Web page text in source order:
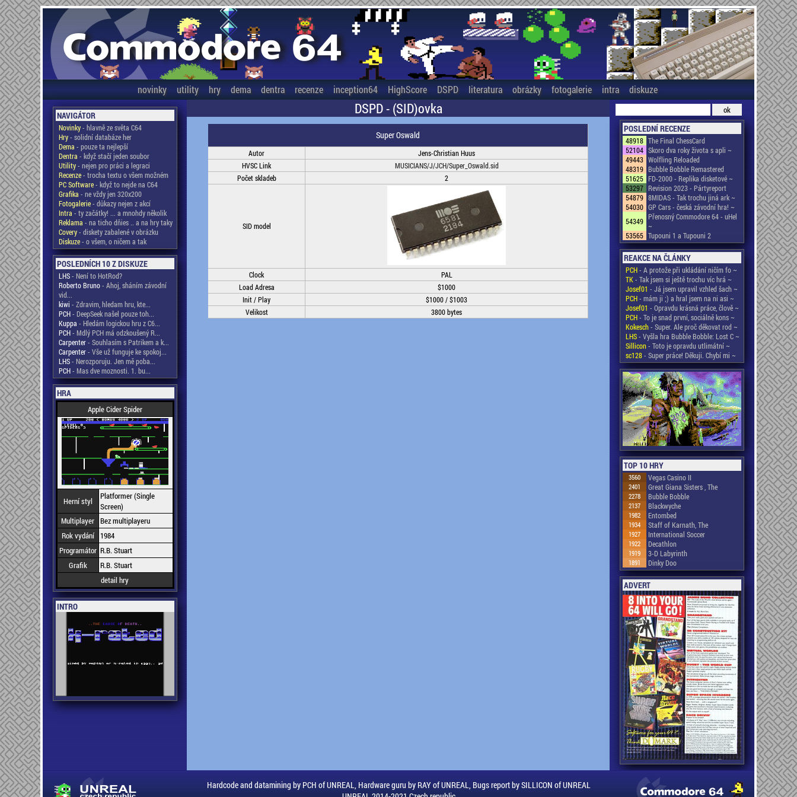
novinky utility hry dema dentra recenze inception64 HighScore DSPD literatura obrázky fotogalerie intra diskuze
NAVIGÁTOR
Novinky- hlavně ze světa C64
Hry- solidní databáze her
Dema - pouze ta nejlepší
Dentra - když stačí jeden soubor
Utility- nejen pro práci a legraci
Recenze- trocha textu o všem možném
PC Software- když to nejde na C64
Grafika - ne vždy jen 320x200
Fotogalerie- důkazy nejen z akcí
Intra - ty začátky! ... a mnohdy několik
Reklama - na ticho dňies .. a na hry taky
Covery- diskety zabalené v obrázku
Diskuze- o všem, o ničem a tak
POSLEDNÍCH 10 Z DISKUZE
LHS- Není to HotRod?
Roberto Bruno- Ahoj, sháním závodní
vid...
kiwi - Zdravim, hledam hru, kte...
PCH- DeepSeek našel pouze toh...
Kuppa - Hledám logickou hru z C6...
PCH- Mdlý PCH má odzkoušený R...
Carpenter- Souhlasím s Patrikem a k...
Carpenter- Vše už funguje ke spokoj...
LHS- Nerozporuju. Jen mě poba...
PCH- Mas dve moznosti. 1. bu...
HRA
Apple Cider Spider
Herní styl
Platformer (Single
Screen)
Multiplayer Bez multiplayeru
Rok vydání
1984
Programátor R.B. Stuart
Grafik
R.B. Stuart
detail hry
INTRO
DSPD - (SID)ovka
Super Oswald
Autor
Jens-Christian Huus
HVSC Link
MUSICIANS/J/JCH/Super_Oswald.sid
Počet skladeb
2
SID model
Clock
PAL
Load Adresa
$1000
Init / Play
$1000 / $1003
Velikost
3800 bytes
POSLEDNÍ RECENZE
48918 The Final ChessCard
52104 Skoro dva roky života s apli ~
49443 Wolfling Reloaded
48319 Bubble Bobble Remastered
51625 FD-2000 - Replika disketové ~
53297 Revision 2023 - Pártyreport
54879 8MIDAS - Tak trochu jiná ark ~
54030 GP Cars - česká závodní hra! ~
54349 Přenosný Commodore 64 - uHel
~
53565 Tupouni 1 a Tupouni 2
REAKCE NA ČLÁNKY
PCH- A protože při ukládání ničím fo ~
TK- Tak jsem si ještě trochu víc hrá ~
Josef01 - Já jsem upravil vzhled šach ~
PCH- mám ji ;) a hral jsem na ni asi ~
Josef01 - Opravdu krásná práce, člově ~
PCH- To je snad první, sociálně kons ~
Kokesch- Super. Ale proč děkovat rod ~
LHS- Vyšla hra Bubble Bobble: Lost C ~
Sillicon- Toto je opravdu utlimátní ~
sc128- Super práce! Děkuji. Chybí mi ~
TOP 10 HRY
3560 Vegas Casino II
2401 Great Giana Sisters , The
2278 Bubble Bobble
2137 Blackwyche
1982 Entombed
1934 Staff of Karnath, The
1927 International Soccer
1922 Decathlon
1919 3-D Labyrinth
1891 Dinky Doo
ADVERT
Hardcode and datamining by PCH of UNREAL, Hardware guru by RAY of UNREAL, Bugs report by SILLICON of UNREAL